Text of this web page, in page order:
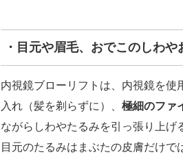
・目元や眉毛、おでこのしわ
内視鏡ブローリフトは、内視鏡を
入れ（髪を剃らずに）、 極細のファ
ながらしわやたるみを引っ張り上げ
目元のたるみはまぶたの皮膚だけ